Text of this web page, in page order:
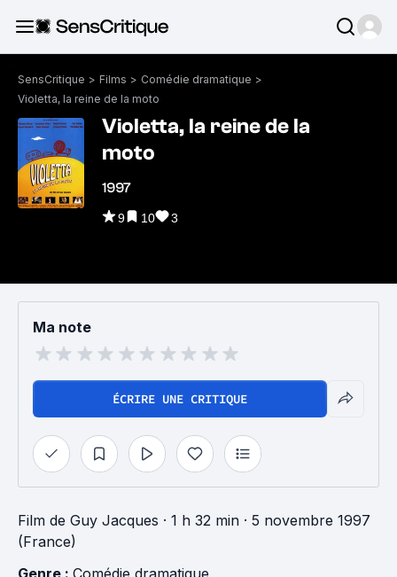
SensCritique > Films > Comédie dramatique >
Violetta, la reine de la moto
Violetta, la reine de la
moto
1997
9 10 3
Ma note
ÉCRIRE UNE CRITIQUE
Film de Guy Jacques · 1 h 32 min · 5 novembre 1997
(France)
Genre : Comédie dramatique